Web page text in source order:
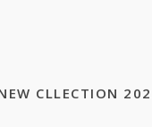
CLLECTION